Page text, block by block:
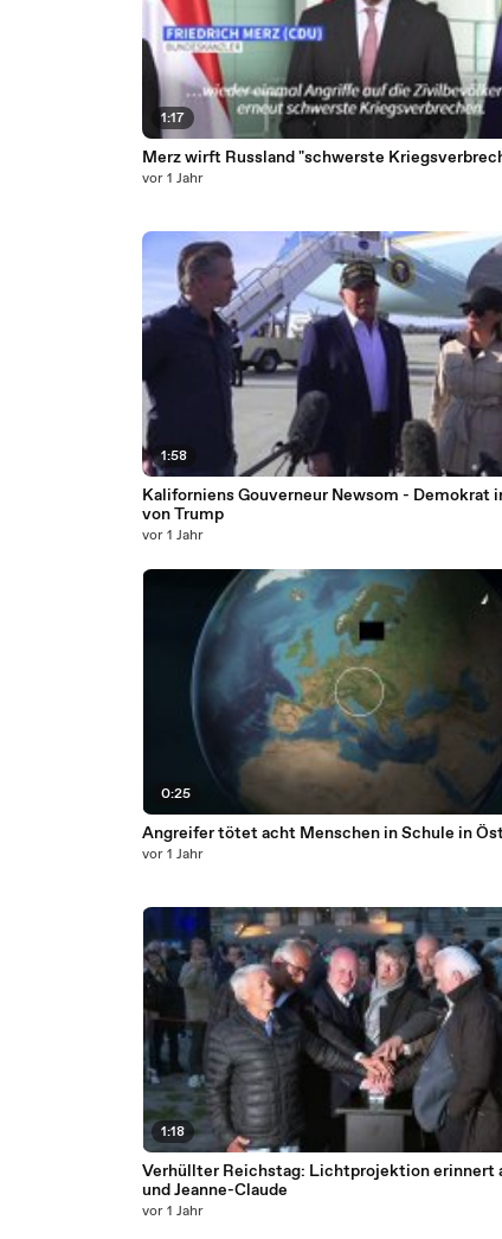
1:17
Merz wirft Russland "schwerste
vor 1 Jahr
1:58
Kaliforniens Gouverneur Newsom - Demokrat
von Trump
vor 1 Jahr
0:25
Angreifer tötet acht Menschen in Schule in
vor 1 Jahr
1:18
Verhüllter Reichstag: Lichtprojektion erinnert
und Jeanne-Claude
vor 1 Jahr